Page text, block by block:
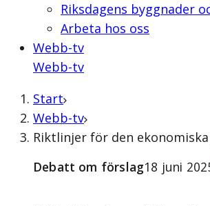
Riksdagens byggnader
Arbeta hos oss
Webb-tv
Webb-tv
Start
Webb-tv
Riktlinjer för den
Debatt om förslag18 juni